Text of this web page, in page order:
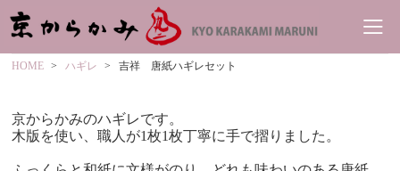
HOME ハギレ 吉祥 唐紙ハギレセット
京からかみのハギレです。
木版を使い、職人が1枚1枚丁寧に手で摺りました。